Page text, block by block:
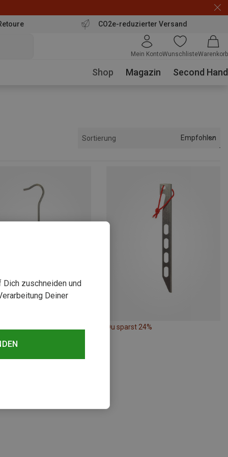
CO2e-reduzierter Versand
Mein KontoWunschlisteWarenkorb
Shop Magazin Second Hand
Sortierung Empfohlen
Du sparst 24%
zuschneiden und
Deiner